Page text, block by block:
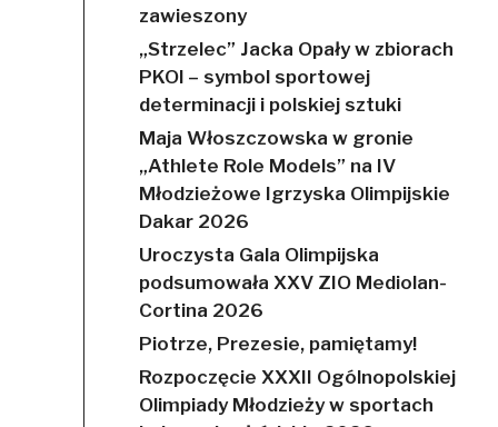
zawieszony
„Strzelec” Jacka Opały w zbiorach
PKOl – symbol sportowej
determinacji i polskiej sztuki
Maja Włoszczowska w gronie
„Athlete Role Models” na IV
Młodzieżowe Igrzyska Olimpijskie
Dakar 2026
Uroczysta Gala Olimpijska
podsumowała XXV ZIO Mediolan-
Cortina 2026
Piotrze, Prezesie, pamiętamy!
Rozpoczęcie XXXII Ogólnopolskiej
Olimpiady Młodzieży w sportach